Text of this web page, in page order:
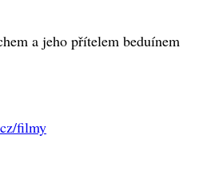
a jeho přítelem beduínem
filmy